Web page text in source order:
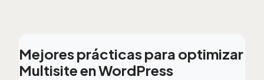
Mejores prácticas para optimizar
Multisite en WordPress